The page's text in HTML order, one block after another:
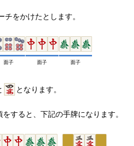
をかけたとします。
面子 面子 面子
となります。
すると、下記の手牌になります。